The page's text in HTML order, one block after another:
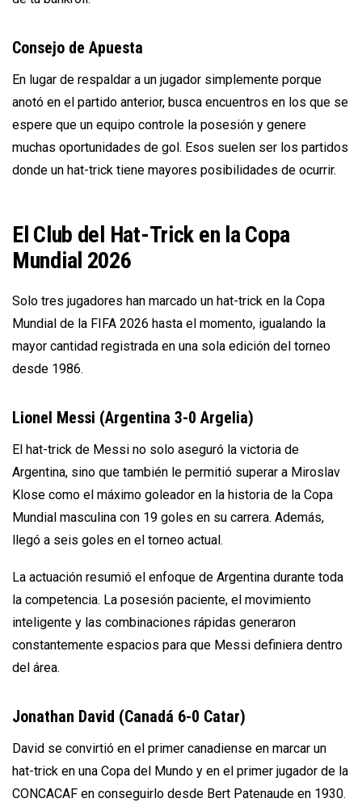
Consejo de Apuesta
En lugar de respaldar a un jugador simplemente porque
anotó en el partido anterior, busca encuentros en los que se
espere que un equipo controle la posesión y genere
muchas oportunidades de gol. Esos suelen ser los partidos
donde un hat-trick tiene mayores posibilidades de ocurrir.
El Club del Hat-Trick en la Copa
Mundial 2026
Solo tres jugadores han marcado un hat-trick en la Copa
Mundial de la FIFA 2026 hasta el momento, igualando la
mayor cantidad registrada en una sola edición del torneo
desde 1986.
Lionel Messi (Argentina 3-0 Argelia)
El hat-trick de Messi no solo aseguró la victoria de
Argentina, sino que también le permitió superar a Miroslav
Klose como el máximo goleador en la historia de la Copa
Mundial masculina con 19 goles en su carrera. Además,
llegó a seis goles en el torneo actual.
La actuación resumió el enfoque de Argentina durante toda
la competencia. La posesión paciente, el movimiento
inteligente y las combinaciones rápidas generaron
constantemente espacios para que Messi definiera dentro
del área.
Jonathan David (Canadá 6-0 Catar)
David se convirtió en el primer canadiense en marcar un
hat-trick en una Copa del Mundo y en el primer jugador de la
CONCACAF en conseguirlo desde Bert Patenaude en 1930.